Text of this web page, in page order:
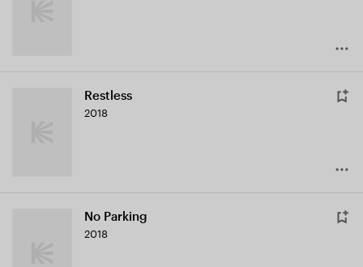
Restless
2018
No Parking
2018